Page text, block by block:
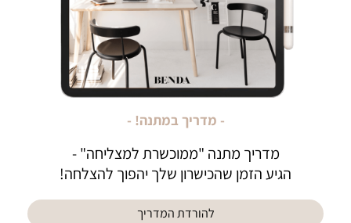
- מדריך במתנה! -
מדריך מתנה "ממוכשרת למצליחה" -
הגיע הזמן שהכישרון שלך יהפוך להצלחה!
להורדת המדריך